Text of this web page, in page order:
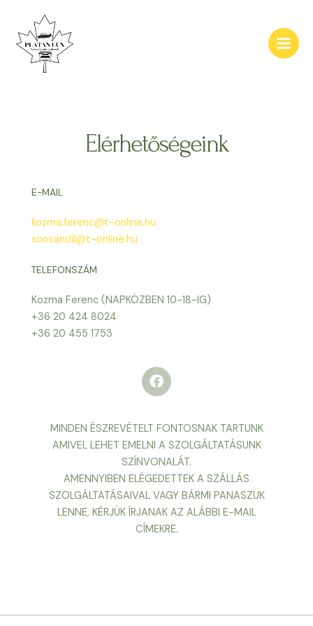
content
Elérhetőségeink
E-MAIL
kozma.ferenc@t-online.hu
soosandi1@t-online.hu
TELEFONSZÁM
Kozma Ferenc (NAPKÖZBEN 10-18-IG)
+36 20 424 8024
+36 20 455 1753
F
a
c
o
o
k
MINDEN ÉSZREVÉTELT FONTOSNAK TARTUNK
AMIVEL LEHET EMELNI A SZOLGÁLTATÁSUNK
SZÍNVONALÁT.
AMENNYIBEN ELÉGEDETTEK A SZÁLLÁS
SZOLGÁLTATÁSAIVAL VAGY BÁRMI PANASZUK
LENNE, KÉRJÜK ÍRJANAK AZ ALÁBBI E-MAIL
CÍMEKRE.